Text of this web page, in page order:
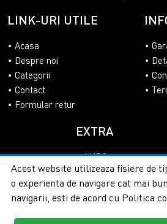
LINK-URI UTILE
Acasa
Despre noi
Categorii
Contact
Formular retur
EXTRA
ANPC
SOL
Acest website utilizeaza fisiere de
o experienta de navigare cat mai
navigarii, esti de acord cu Politica